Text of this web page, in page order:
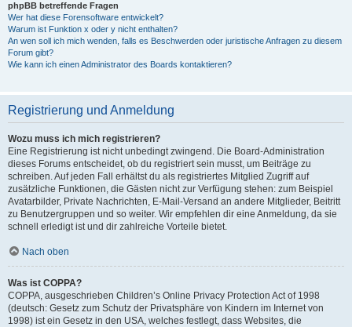
phpBB betreffende Fragen
Wer hat diese Forensoftware entwickelt?
Warum ist Funktion x oder y nicht enthalten?
An wen soll ich mich wenden, falls es Beschwerden oder juristische Anfragen zu diesem
Forum gibt?
Wie kann ich einen Administrator des Boards kontaktieren?
Registrierung und Anmeldung
Wozu muss ich mich registrieren?
Eine Registrierung ist nicht unbedingt zwingend. Die Board-Administration
dieses Forums entscheidet, ob du registriert sein musst, um Beiträge zu
schreiben. Auf jeden Fall erhältst du als registriertes Mitglied Zugriff auf
zusätzliche Funktionen, die Gästen nicht zur Verfügung stehen: zum Beispiel
Avatarbilder, Private Nachrichten, E-Mail-Versand an andere Mitglieder, Beitritt
zu Benutzergruppen und so weiter. Wir empfehlen dir eine Anmeldung, da sie
schnell erledigt ist und dir zahlreiche Vorteile bietet.
Nach oben
Was ist COPPA?
COPPA, ausgeschrieben Children’s Online Privacy Protection Act of 1998
(deutsch: Gesetz zum Schutz der Privatsphäre von Kindern im Internet von
1998) ist ein Gesetz in den USA, welches festlegt, dass Websites, die